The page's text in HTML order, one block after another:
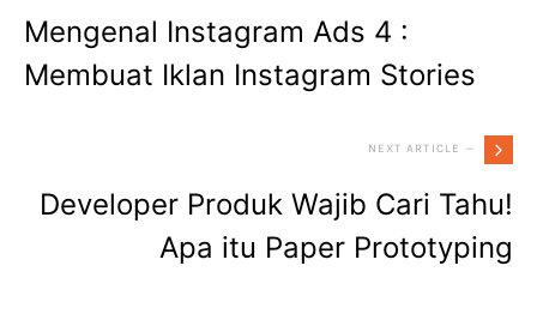
Mengenal Instagram Ads 4 :
Membuat Iklan Instagram Stories
NEXT ARTICLE —
Developer Produk Wajib Cari Tahu!
Apa itu Paper Prototyping